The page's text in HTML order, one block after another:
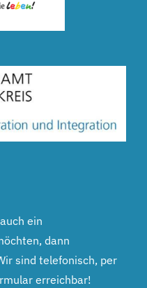
ein
dann
sind telefonisch, per
erreichbar!